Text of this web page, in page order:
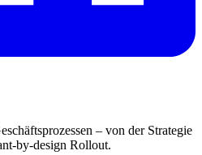
– von der Strategie
by-design Rollout.